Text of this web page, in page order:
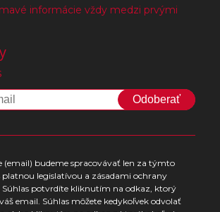
informácie vždy medzi prvými
Odoberať
(email) budeme spracovávať len za týmto
platnou legislatívou a zásadami ochrany
Súhlas potvrdíte kliknutím na odkaz, ktorý
email. Súhlas môžete kedykoľvek odvolať